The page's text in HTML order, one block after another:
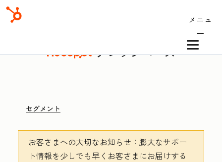
メニュ
ー
ナレッジベース
セグメント
お客さまへの大切なお知らせ ：膨大なサポー
ト情報を少しでも早くお客さまにお届けする